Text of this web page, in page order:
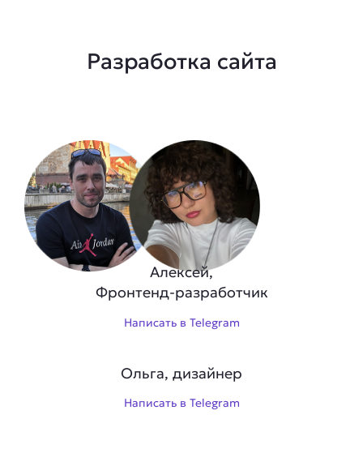
Разработка сайта
Алексей,
Фронтенд-разработчик
Написать в Telegram
Ольга, дизайнер
Написать в Telegram